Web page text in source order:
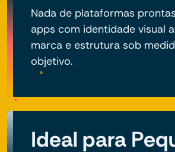
Nada de plataformas
apps com identidade visual
marca e estrutura sob
objetivo.
Ideal para